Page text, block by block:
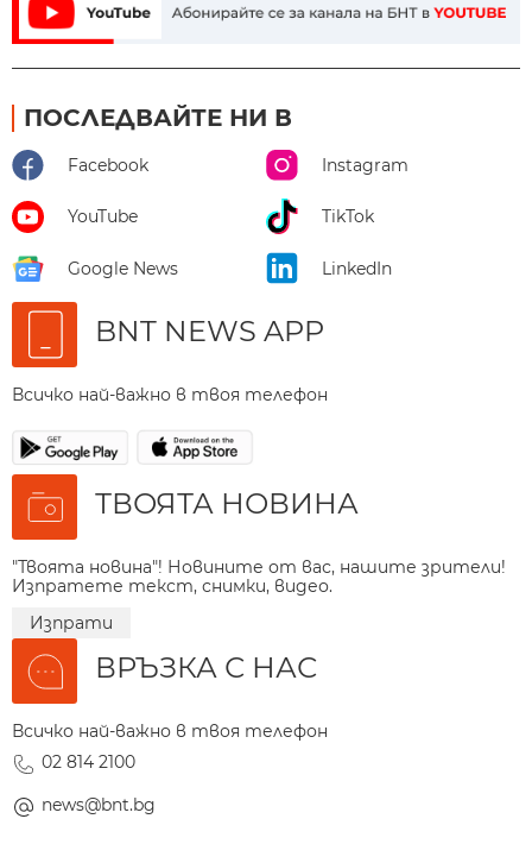
ПОСЛЕДВАЙТЕ НИ В
Facebook Instagram
YouTube TikTok
Google News LinkedIn
BNT NEWS APP
Всичко най-важно в твоя телефон
ТВОЯТА НОВИНА
"Твоята новина"! Новините от вас, нашите зрители!
Изпратете текст, снимки, видео.
Изпрати
ВРЪЗКА С НАС
Всичко най-важно в твоя телефон
02 814 2100
news@bnt.bg